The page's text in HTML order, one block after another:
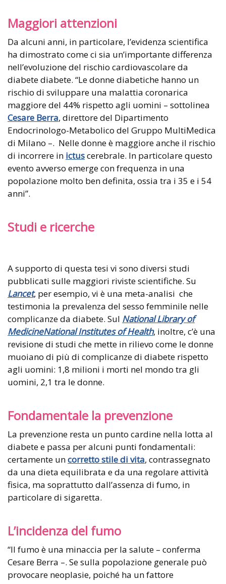
Maggiori attenzioni
Da alcuni anni, in particolare, l’evidenza scientifica
ha dimostrato come ci sia un’importante differenza
nell’evoluzione del rischio cardiovascolare da
diabete diabete. “Le donne diabetiche hanno un
rischio di sviluppare una malattia coronarica
maggiore del 44% rispetto agli uomini – sottolinea
Cesare Berra, direttore del Dipartimento
Endocrinologo-Metabolico del Gruppo MultiMedica
di Milano –. Nelle donne è maggiore anche il rischio
di incorrere in ictuscerebrale. In particolare questo
evento avverso emerge con frequenza in una
popolazione molto ben definita, ossia tra i 35 e i 54
anni”.
Studi e ricerche
A supporto di questa tesi vi sono diversi studi
pubblicati sulle maggiori riviste scientifiche. Su
Lancet, per esempio, vi è una meta-analisi che
testimonia la prevalenza del sesso femminile nelle
complicanze da diabete. Sul National Library of
MedicineNational Institutes of Health, inoltre, c’è una
revisione di studi che mette in rilievo come le donne
muoiano di più di complicanze di diabete rispetto
agli uomini: 1,8 milioni i morti nel mondo tra gli
uomini, 2,1 tra le donne.
Fondamentale la prevenzione
La prevenzione resta un punto cardine nella lotta al
diabete e passa per alcuni punti fondamentali:
certamente uncorretto stile di vita, contrassegnato
da una dieta equilibrata e da una regolare attività
fisica, ma soprattutto dall’assenza di fumo, in
particolare di sigaretta.
L’incidenza del fumo
“Il fumo è una minaccia per la salute – conferma
Cesare Berra –. Se sulla popolazione generale può
provocare neoplasie, poiché ha un fattore